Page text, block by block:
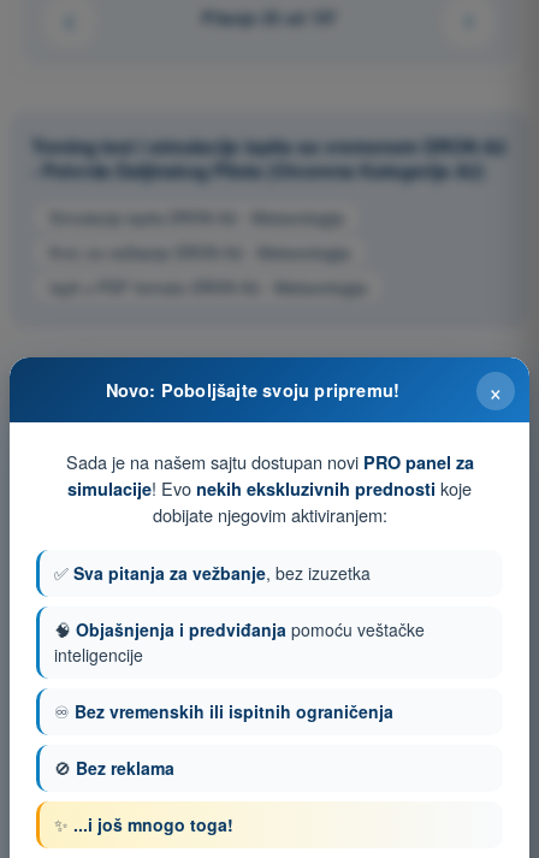
Pitanje 23 od 137
Trening test i simulacije ispita sa vremenom DRON A2
- Potvrda Daljinskog Pilota (Otvorena Kategorija A2)
Simulacija ispita DRON A2 - Meteorologija
Kviz za vežbanje DRON A2 - Meteorologija
Ispit u PDF formatu DRON A2 - Meteorologija
×
Novo: Poboljšajte svoju pripremu!
Sada je na našem sajtu dostupan novi PRO panel za
simulacije! Evo nekih ekskluzivnih prednosti koje
dobijate njegovim aktiviranjem:
✅ Sva pitanja za vežbanje, bez izuzetka
🧠 Objašnjenja i predviđanja pomoću veštačke
inteligencije
♾️ Bez vremenskih ili ispitnih ograničenja
🚫 Bez reklama
✨ ...i još mnogo toga!